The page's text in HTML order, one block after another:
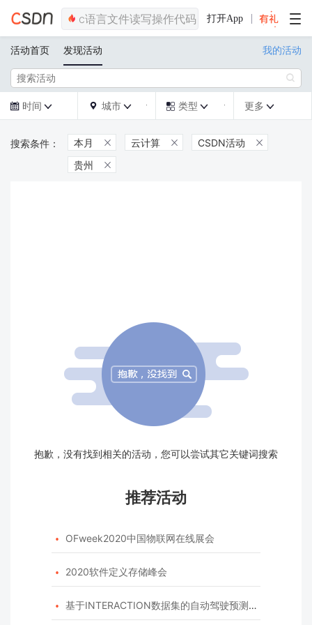
打开App
活动首页 发现活动 我的活动

 时间   城市   类型  更多 
本月  云计算  CSDN活动 
贵州 
抱歉，没有找到相关的活动，您可以尝试其它关键词搜索
推荐活动
 OFweek2020中国物联网在线展会
 2020软件定义存储峰会
 基于INTERACTION数据集的自动驾驶预测模型挑战赛